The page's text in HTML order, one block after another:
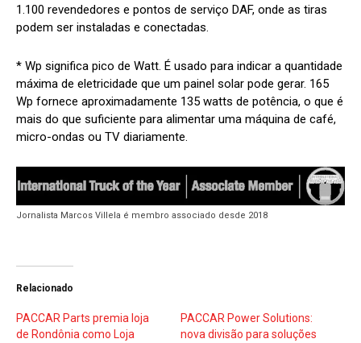
1.100 revendedores e pontos de serviço DAF, onde as tiras
podem ser instaladas e conectadas.
* Wp significa pico de Watt. É usado para indicar a quantidade
máxima de eletricidade que um painel solar pode gerar. 165
Wp fornece aproximadamente 135 watts de potência, o que é
mais do que suficiente para alimentar uma máquina de café,
micro-ondas ou TV diariamente.
Jornalista Marcos Villela é membro associado desde 2018
Relacionado
PACCAR Parts premia loja
de Rondônia como Loja
PACCAR Power Solutions:
nova divisão para soluções